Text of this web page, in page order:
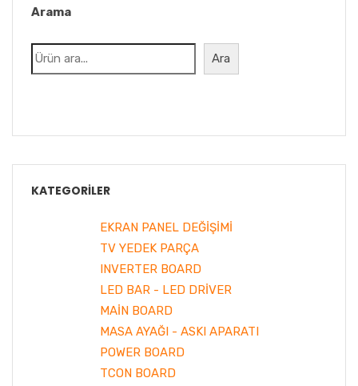
Arama
Ara
KATEGORILER
EKRAN PANEL DEĞİŞİMİ
TV YEDEK PARÇA
INVERTER BOARD
LED BAR - LED DRİVER
MAİN BOARD
MASA AYAĞI - ASKI APARATI
POWER BOARD
TCON BOARD